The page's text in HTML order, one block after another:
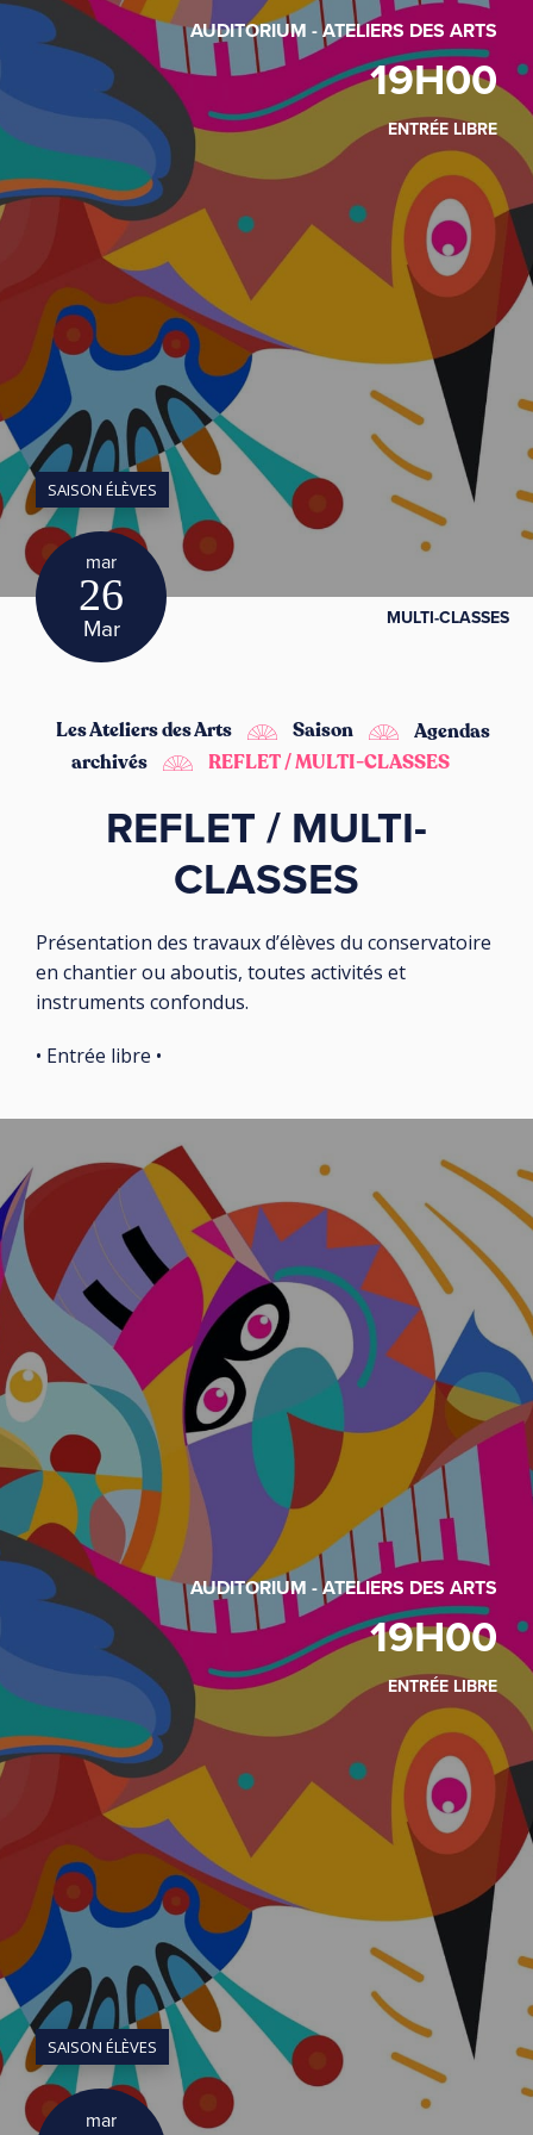
mar
26
Mar
SAISON ÉLÈVES
MULTI-CLASSES
AUDITORIUM - ATELIERS DES ARTS
19H00
ENTRÉE LIBRE
Les Ateliers des Arts Saison
Agendas
archivés
REFLET / MULTI-CLASSES
REFLET / MULTI-
CLASSES
Présentation des travaux d’élèves du conservatoire
en chantier ou aboutis, toutes activités et
instruments confondus.
• Entrée libre •
mar
SAISON ÉLÈVES
AUDITORIUM - ATELIERS DES ARTS
19H00
ENTRÉE LIBRE